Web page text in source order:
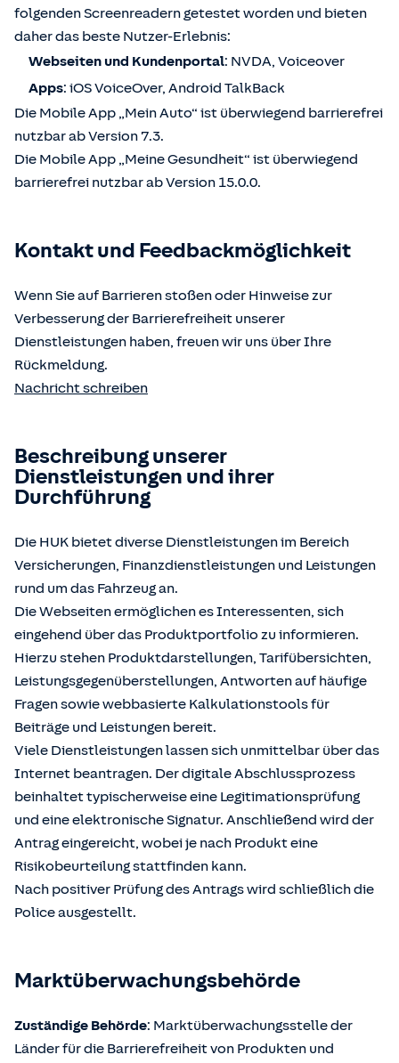
folgenden Screenreadern getestet worden und bieten
daher das beste Nutzer-Erlebnis:
Webseiten und Kundenportal: NVDA, Voiceover
Apps: iOS VoiceOver, Android TalkBack
Die Mobile App „Mein Auto“ ist überwiegend barrierefrei
nutzbar ab Version 7.3.
Die Mobile App „Meine Gesundheit“ ist überwiegend
barrierefrei nutzbar ab Version 15.0.0.
Kontakt und Feedbackmöglichkeit
Wenn Sie auf Barrieren stoßen oder Hinweise zur
Verbesserung der Barrierefreiheit unserer
Dienstleistungen haben, freuen wir uns über Ihre
Rückmeldung.
Nachricht schreiben
Beschreibung unserer
Dienstleistungen und ihrer
Durchführung
Die HUK bietet diverse Dienstleistungen im Bereich
Versicherungen, Finanzdienstleistungen und Leistungen
rund um das Fahrzeug an.
Die Webseiten ermöglichen es Interessenten, sich
eingehend über das Produktportfolio zu informieren.
Hierzu stehen Produktdarstellungen, Tarifübersichten,
Leistungsgegenüberstellungen, Antworten auf häufige
Fragen sowie webbasierte Kalkulationstools für
Beiträge und Leistungen bereit.
Viele Dienstleistungen lassen sich unmittelbar über das
Internet beantragen. Der digitale Abschlussprozess
beinhaltet typischerweise eine Legitimationsprüfung
und eine elektronische Signatur. Anschließend wird der
Antrag eingereicht, wobei je nach Produkt eine
Risikobeurteilung stattfinden kann.
Nach positiver Prüfung des Antrags wird schließlich die
Police ausgestellt.
Marktüberwachungsbehörde
Zuständige Behörde: Marktüberwachungsstelle der
Länder für die Barrierefreiheit von Produkten und